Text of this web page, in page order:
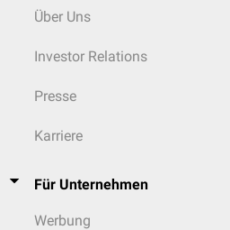
Über Uns
Investor Relations
Presse
Karriere
Für Unternehmen
Werbung